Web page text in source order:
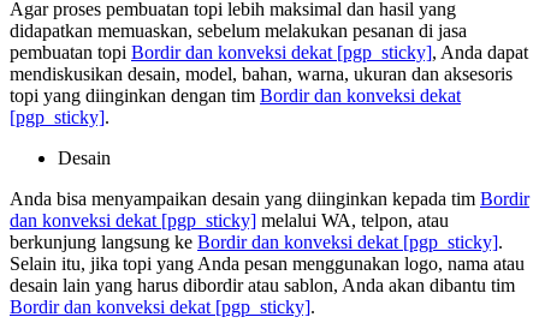
Agar proses pembuatan topi lebih maksimal dan hasil yang
didapatkan memuaskan, sebelum melakukan pesanan di jasa
pembuatan topi Bordir dan konveksi dekat [pgp_sticky], Anda dapat
mendiskusikan desain, model, bahan, warna, ukuran dan aksesoris
topi yang diinginkan dengan tim Bordir dan konveksi dekat
[pgp_sticky].
Desain
Anda bisa menyampaikan desain yang diinginkan kepada tim Bordir
dan konveksi dekat [pgp_sticky] melalui WA, telpon, atau
berkunjung langsung ke Bordir dan konveksi dekat [pgp_sticky].
Selain itu, jika topi yang Anda pesan menggunakan logo, nama atau
desain lain yang harus dibordir atau sablon, Anda akan dibantu tim
Bordir dan konveksi dekat [pgp_sticky].